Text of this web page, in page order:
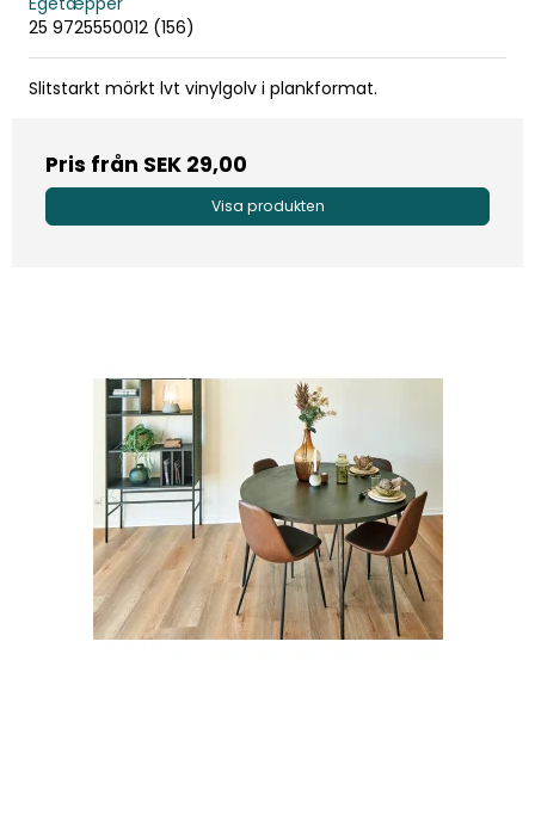
25 9725550012 (156)
Slitstarkt mörkt lvt vinylgolv i plankformat.
Pris från SEK 29,00
Visa produkten